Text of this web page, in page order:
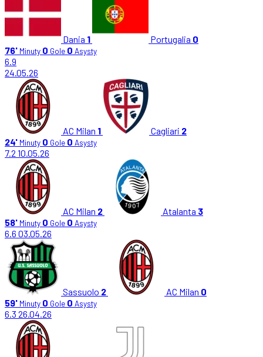
Dania 1 Portugalia 0
76' Minuty 0 Gole 0 Asysty
6.9
24.05.26
AC Milan 1 Cagliari 2
24' Minuty 0 Gole 0 Asysty
7.2 10.05.26
AC Milan 2 Atalanta 3
58' Minuty 0 Gole 0 Asysty
6.6 03.05.26
Sassuolo 2 AC Milan 0
59' Minuty 0 Gole 0 Asysty
6.3 26.04.26